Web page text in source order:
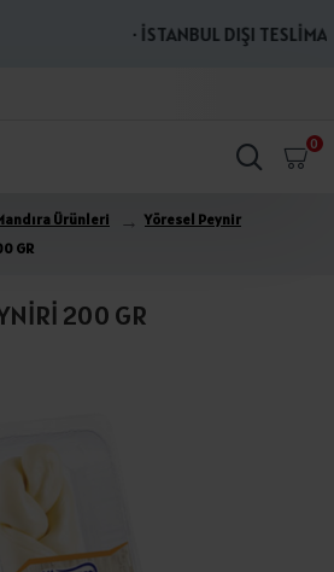
· İSTANBUL DIŞI
0
Ürünleri
Yöresel Peynir
GR
200 GR